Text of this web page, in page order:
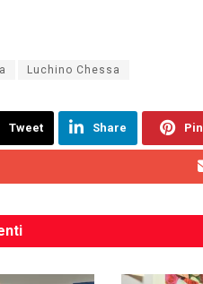
Luchino Chessa
Tweet Share Pin